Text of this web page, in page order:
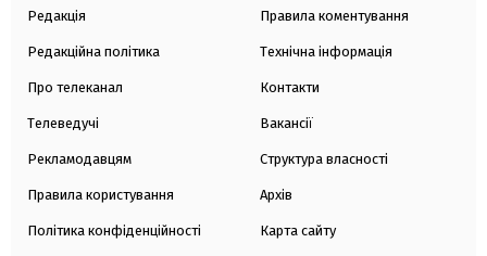
Редакція
Редакційна політика
Про телеканал
Телеведучі
Рекламодавцям
Правила користування
Політика конфіденційності
Правила коментування
Технічна інформація
Контакти
Вакансії
Структура власності
Архів
Карта сайту